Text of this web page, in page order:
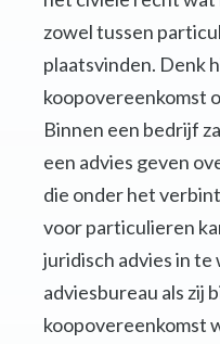
zowel tussen
plaatsvinden. Denk
koopovereenkomst
Binnen een bedrijf
een advies geven
die onder het
voor particulieren
juridisch advies in
adviesbureau als zij
koopovereenkomst